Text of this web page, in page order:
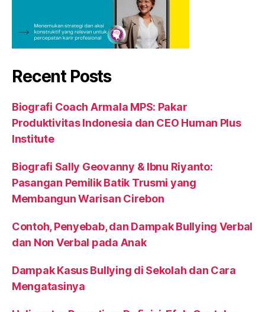
Recent Posts
Biografi Coach Armala MPS: Pakar
Produktivitas Indonesia dan CEO Human Plus
Institute
Biografi Sally Geovanny & Ibnu Riyanto:
Pasangan Pemilik Batik Trusmi yang
Membangun Warisan Cirebon
Contoh, Penyebab, dan Dampak Bullying Verbal
dan Non Verbal pada Anak
Dampak Kasus Bullying di Sekolah dan Cara
Mengatasinya